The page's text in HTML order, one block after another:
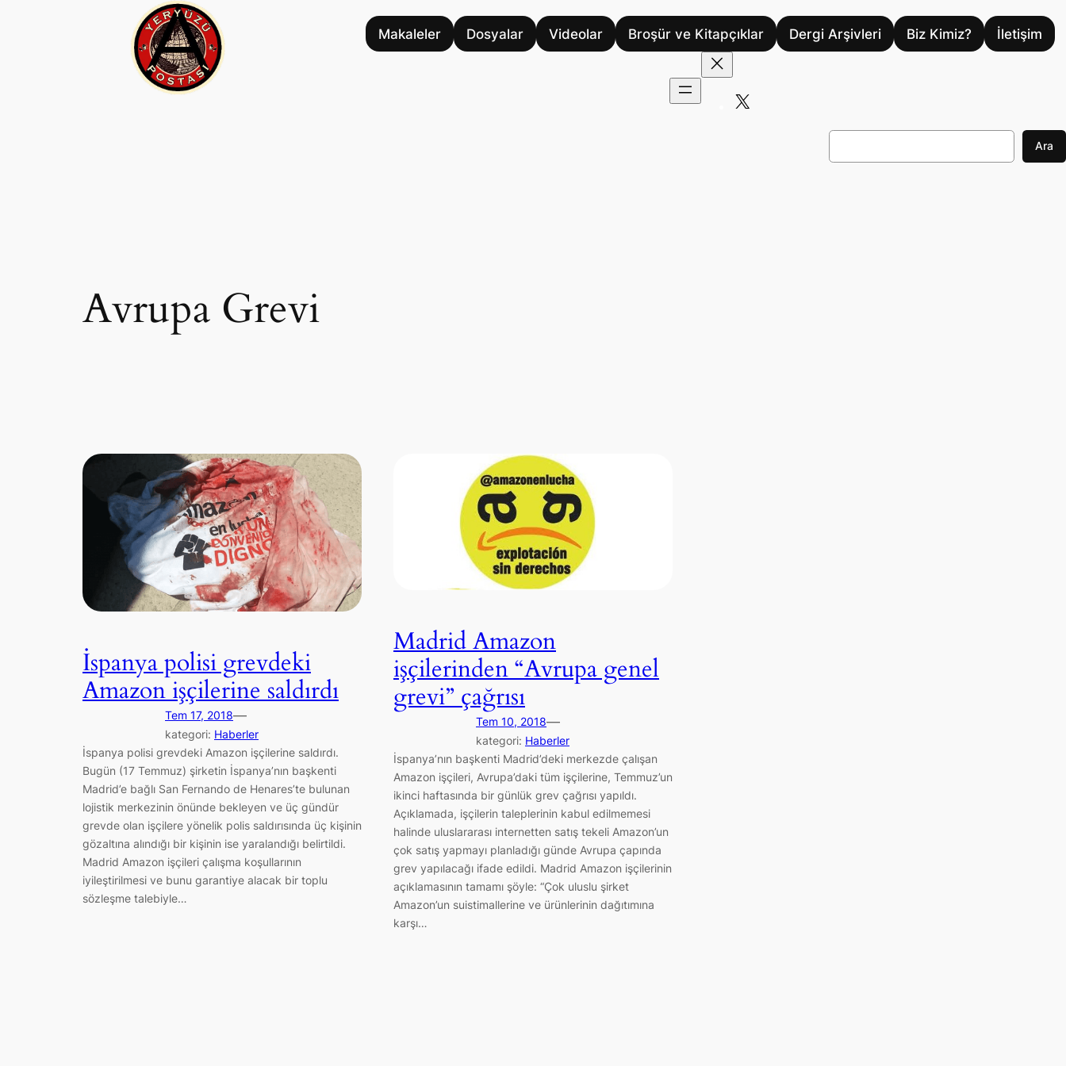
Makaleler Dosyalar Videolar Broşür ve Kitapçıklar Dergi Arşivleri Biz Kimiz? İletişim
A
Ara
Avrupa Grevi
İspanya polisi grevdeki
Amazon işçilerine saldırdı
Tem 17, 2018—
kategori: Haberler
İspanya polisi grevdeki Amazon işçilerine saldırdı.
Bugün (17 Temmuz) şirketin İspanya’nın başkenti
Madrid’e bağlı San Fernando de Henares’te bulunan
lojistik merkezinin önünde bekleyen ve üç gündür
grevde olan işçilere yönelik polis saldırısında üç kişinin
gözaltına alındığı bir kişinin ise yaralandığı belirtildi.
Madrid Amazon işçileri çalışma koşullarının
iyileştirilmesi ve bunu garantiye alacak bir toplu
sözleşme talebiyle…
Madrid Amazon
işçilerinden “Avrupa genel
grevi” çağrısı
Tem 10, 2018—
kategori: Haberler
İspanya’nın başkenti Madrid’deki merkezde çalışan
Amazon işçileri, Avrupa’daki tüm işçilerine, Temmuz’un
ikinci haftasında bir günlük grev çağrısı yapıldı.
Açıklamada, işçilerin taleplerinin kabul edilmemesi
halinde uluslararası internetten satış tekeli Amazon’un
çok satış yapmayı planladığı günde Avrupa çapında
grev yapılacağı ifade edildi. Madrid Amazon işçilerinin
açıklamasının tamamı şöyle: “Çok uluslu şirket
Amazon’un suistimallerine ve ürünlerinin dağıtımına
karşı…